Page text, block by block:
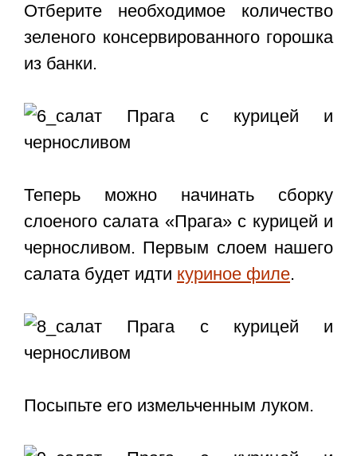
Отберите необходимое количество
зеленого консервированного горошка
из банки.
Теперь можно начинать сборку
слоеного салата «Прага» с курицей и
черносливом. Первым слоем нашего
салата будет идти куриное филе.
Посыпьте его измельченным луком.